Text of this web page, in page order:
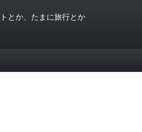
とか、たまに旅行とか